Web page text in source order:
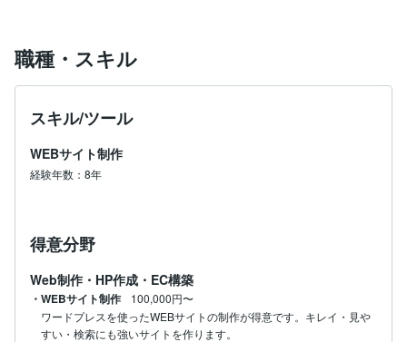
職種・スキル
スキル/ツール
WEBサイト制作
経験年数：8年
得意分野
Web制作・HP作成・EC構築
・WEBサイト制作
100,000円〜
ワードプレスを使ったWEBサイトの制作が得意です。キレイ・見や
すい・検索にも強いサイトを作ります。